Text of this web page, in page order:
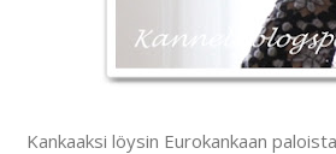
Kankaaksi löysin Eurokankaan